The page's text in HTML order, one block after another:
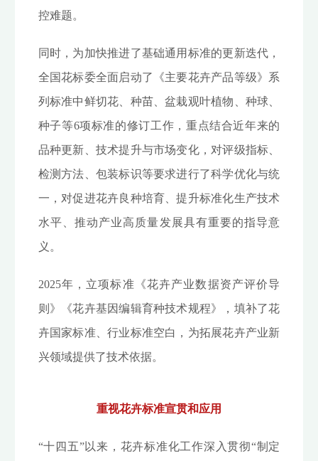
控难题。
同时，为加快推进了基础通用标准的更新迭代，
全国花标委全面启动了《主要花卉产品等级》系
列标准中鲜切花、种苗、盆栽观叶植物、种球、
种子等6项标准的修订工作，重点结合近年来的
品种更新、技术提升与市场变化，对评级指标、
检测方法、包装标识等要求进行了科学优化与统
一，对促进花卉良种培育、提升标准化生产技术
水平、推动产业高质量发展具有重要的指导意
义。
2025年，立项标准《花卉产业数据资产评价导
则》《花卉基因编辑育种技术规程》，填补了花
卉国家标准、行业标准空白，为拓展花卉产业新
兴领域提供了技术依据。
重视花卉标准宣贯和应用
“十四五”以来，花卉标准化工作深入贯彻“制定